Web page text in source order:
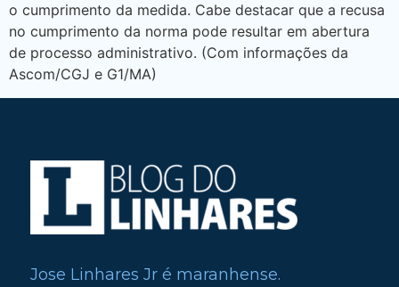
o cumprimento da medida. Cabe destacar que a recusa
no cumprimento da norma pode resultar em abertura
de processo administrativo. (Com informações da
Ascom/CGJ e G1/MA)
Jose Linhares Jr é maranhense.